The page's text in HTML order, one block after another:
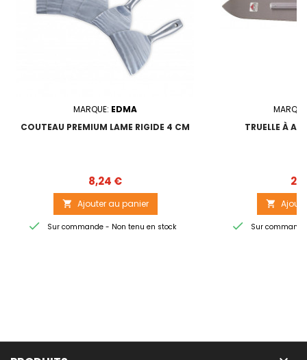
MARQUE: EDMA
COUTEAU PREMIUM LAME RIGIDE 4 CM
Prix
8,24 €
 Ajouter au panier
 Sur commande - Non tenu en stock
TRUELLE À

 Sur